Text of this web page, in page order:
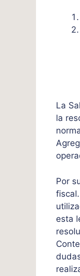
La
la
Por
esta